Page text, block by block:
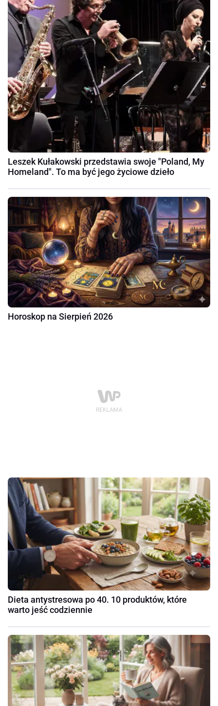
Leszek Kułakowski przedstawia swoje "Poland, My
Homeland". To ma być jego życiowe dzieło
Horoskop na Sierpień 2026
Dieta antystresowa po 40. 10 produktów, które
warto jeść codziennie